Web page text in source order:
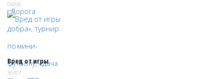
04/08
Вред от игры
30/07